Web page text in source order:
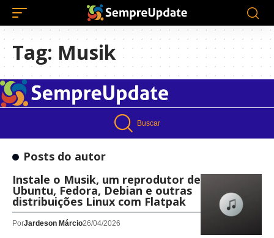
Tag: Musik
Buscar
Posts do autor
Instale o Musik, um reprodutor de áudio, no
Ubuntu, Fedora, Debian e outras
distribuições Linux com Flatpak
PorJardeson Márcio26/04/2026